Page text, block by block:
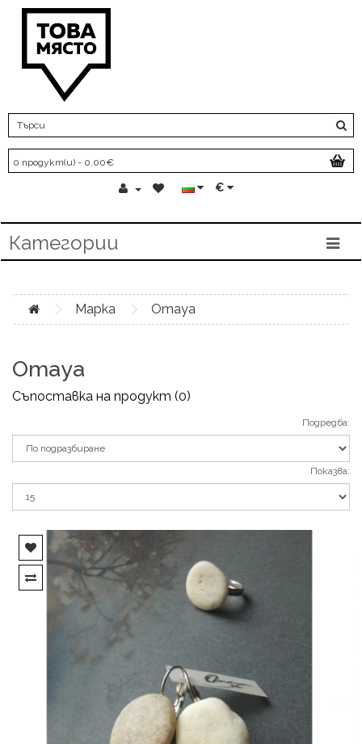
0 продукт(и) - 0.00€
€
Категории
Марка Omaya
Omaya
Съпоставка на продукт (0)
Подредба:
Показва: